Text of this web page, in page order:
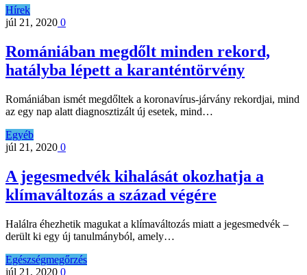
Hírek
júl 21, 2020 0
Romániában megdőlt minden rekord,
hatályba lépett a karanténtörvény
Romániában ismét megdőltek a koronavírus-járvány rekordjai, mind
az egy nap alatt diagnosztizált új esetek, mind…
Egyéb
júl 21, 2020 0
A jegesmedvék kihalását okozhatja a
klímaváltozás a század végére
Halálra éhezhetik magukat a klímaváltozás miatt a jegesmedvék –
derült ki egy új tanulmányból, amely…
Egészségmegőrzés
júl 21, 2020 0